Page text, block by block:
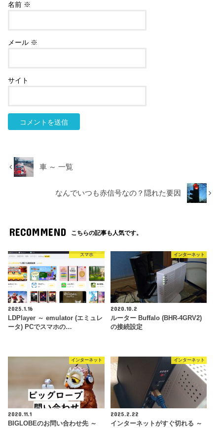
名前 ※
メール ※
サイト
車 ～ 一覧
なんでいつも赤信号なの？隠れた要因
RECOMMEND こちらの記事も人気です。
スマホ
2025.1.16
LDPlayer ～ emulator (エミュレ
ータ) PCでスマホの…
インターネット
2020.10.2
ルーター Buffalo (BHR-4GRV2)
の接続設定
インターネット
2020.11.1
BIGLOBEのお問い合わせ先 ～
インターネット
2025.2.22
インターネットがすぐ切れる ～